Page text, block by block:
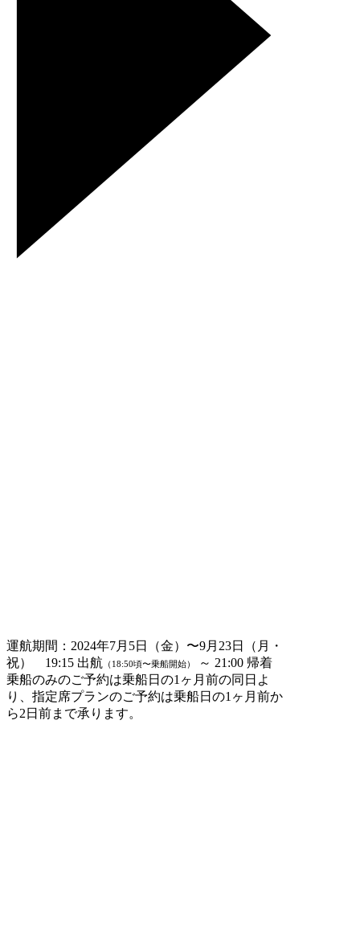
運航期間：2024年7月5日（金）〜9月23日（月・
祝） 19:15 出航 （18:50頃〜乗船開始）
～ 21:00 帰着
乗船のみのご予約は乗船日の1ヶ月前の同日よ
り、指定席プランのご予約は乗船日の1ヶ月前か
ら2日前まで承ります。